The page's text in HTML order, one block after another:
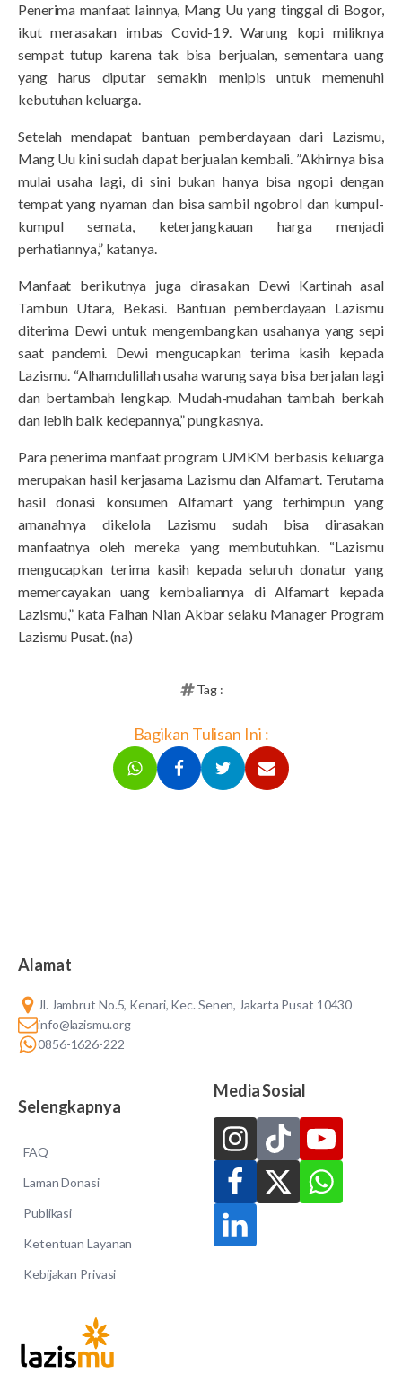
Penerima manfaat lainnya, Mang Uu yang tinggal di Bogor,
ikut merasakan imbas Covid-19. Warung kopi miliknya
sempat tutup karena tak bisa berjualan, sementara uang
yang harus diputar semakin menipis untuk memenuhi
kebutuhan keluarga.
Setelah mendapat bantuan pemberdayaan dari Lazismu,
Mang Uu kini sudah dapat berjualan kembali. ”Akhirnya bisa
mulai usaha lagi, di sini bukan hanya bisa ngopi dengan
tempat yang nyaman dan bisa sambil ngobrol dan kumpul-
kumpul semata, keterjangkauan harga menjadi
perhatiannya,” katanya.
Manfaat berikutnya juga dirasakan Dewi Kartinah asal
Tambun Utara, Bekasi. Bantuan pemberdayaan Lazismu
diterima Dewi untuk mengembangkan usahanya yang sepi
saat pandemi. Dewi mengucapkan terima kasih kepada
Lazismu. “Alhamdulillah usaha warung saya bisa berjalan lagi
dan bertambah lengkap. Mudah-mudahan tambah berkah
dan lebih baik kedepannya,” pungkasnya.
Para penerima manfaat program UMKM berbasis keluarga
merupakan hasil kerjasama Lazismu dan Alfamart. Terutama
hasil donasi konsumen Alfamart yang terhimpun yang
amanahnya dikelola Lazismu sudah bisa dirasakan
manfaatnya oleh mereka yang membutuhkan. “Lazismu
mengucapkan terima kasih kepada seluruh donatur yang
memercayakan uang kembaliannya di Alfamart kepada
Lazismu,” kata Falhan Nian Akbar selaku Manager Program
Lazismu Pusat. (na)
Tag :
Bagikan Tulisan Ini :
Alamat
Jl. Jambrut No.5, Kenari, Kec. Senen, Jakarta Pusat 10430
info@lazismu.org
0856-1626-222
Selengkapnya
FAQ
Laman Donasi
Publikasi
Ketentuan Layanan
Kebijakan Privasi
Media Sosial